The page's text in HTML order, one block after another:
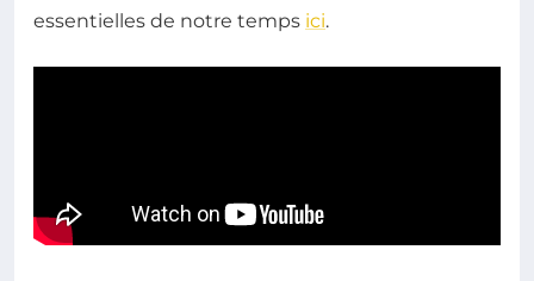
essentielles de notre temps ici.